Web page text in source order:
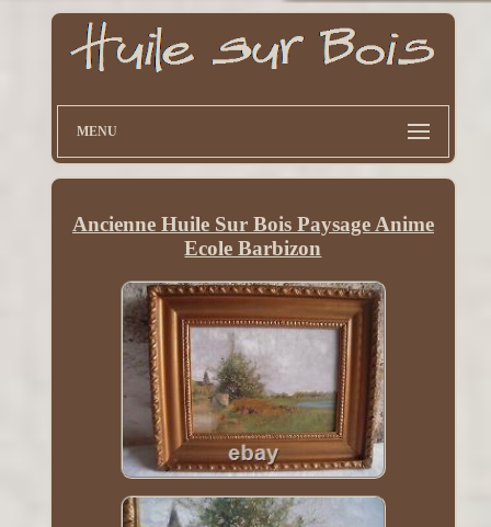
MENU
Ancienne Huile Sur Bois Paysage Anime
Ecole Barbizon